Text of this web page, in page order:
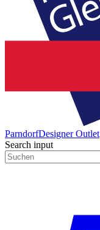
ParndorfDesigner Outlet
Search input